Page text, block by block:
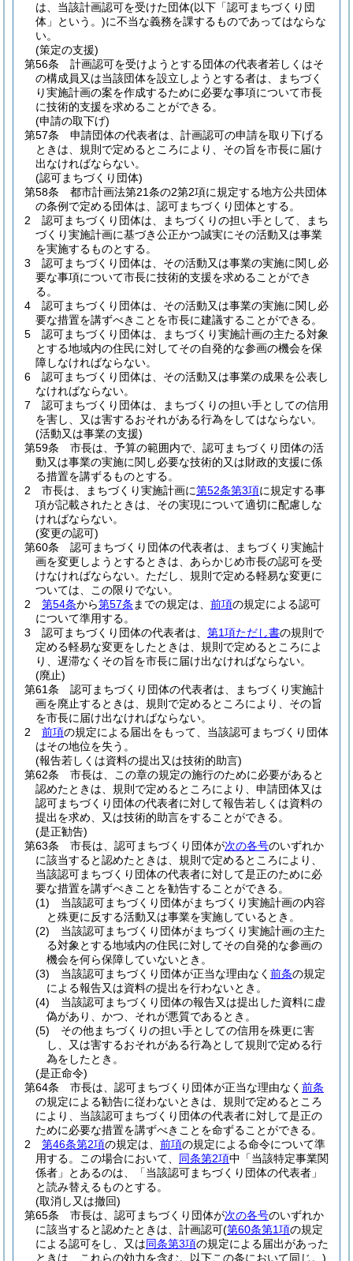
は、当該計画認可を受けた団体(以下「認可まちづくり団
体」という。)に不当な義務を課するものであってはならな
い。
(策定の支援)
第56条
計画認可を受けようとする団体の代表者若しくはそ
の構成員又は当該団体を設立しようとする者は、まちづく
り実施計画の案を作成するために必要な事項について市長
に技術的支援を求めることができる。
(申請の取下げ)
第57条
申請団体の代表者は、計画認可の申請を取り下げる
ときは、規則で定めるところにより、その旨を市長に届け
出なければならない。
(認可まちづくり団体)
第58条
都市計画法第21条の2第2項に規定する地方公共団体
の条例で定める団体は、認可まちづくり団体とする。
2
認可まちづくり団体は、まちづくりの担い手として、まち
づくり実施計画に基づき公正かつ誠実にその活動又は事業
を実施するものとする。
3
認可まちづくり団体は、その活動又は事業の実施に関し必
要な事項について市長に技術的支援を求めることができ
る。
4
認可まちづくり団体は、その活動又は事業の実施に関し必
要な措置を講ずべきことを市長に建議することができる。
5
認可まちづくり団体は、まちづくり実施計画の主たる対象
とする地域内の住民に対してその自発的な参画の機会を保
障しなければならない。
6
認可まちづくり団体は、その活動又は事業の成果を公表し
なければならない。
7
認可まちづくり団体は、まちづくりの担い手としての信用
を害し、又は害するおそれがある行為をしてはならない。
(活動又は事業の支援)
第59条
市長は、予算の範囲内で、認可まちづくり団体の活
動又は事業の実施に関し必要な技術的又は財政的支援に係
る措置を講ずるものとする。
2
市長は、まちづくり実施計画に第52条第3項に規定する事
項が記載されたときは、その実現について適切に配慮しな
ければならない。
(変更の認可)
第60条
認可まちづくり団体の代表者は、まちづくり実施計
画を変更しようとするときは、あらかじめ市長の認可を受
けなければならない。 ただし、規則で定める軽易な変更に
ついては、この限りでない。
2
第54条から第57条 までの規定は、 前項の規定による認可
について準用する。
3
認可まちづくり団体の代表者は、 第1項ただし書の規則で
定める軽易な変更をしたときは、規則で定めるところによ
り、遅滞なくその旨を市長に届け出なければならない。
(廃止)
第61条
認可まちづくり団体の代表者は、まちづくり実施計
画を廃止するときは、規則で定めるところにより、その旨
を市長に届け出なければならない。
2
前項の規定による届出をもって、当該認可まちづくり団体
はその地位を失う。
(報告若しくは資料の提出又は技術的助言)
第62条
市長は、この章の規定の施行のために必要があると
認めたときは、規則で定めるところにより、申請団体又は
認可まちづくり団体の代表者に対して報告若しくは資料の
提出を求め、又は技術的助言をすることができる。
(是正勧告)
第63条
市長は、認可まちづくり団体が次の各号のいずれか
に該当すると認めたときは、規則で定めるところにより、
当該認可まちづくり団体の代表者に対して是正のために必
要な措置を講ずべきことを勧告することができる。
(1)
当該認可まちづくり団体がまちづくり実施計画の内容
と殊更に反する活動又は事業を実施しているとき。
(2)
当該認可まちづくり団体がまちづくり実施計画の主た
る対象とする地域内の住民に対してその自発的な参画の
機会を何ら保障していないとき。
(3)
当該認可まちづくり団体が正当な理由なく 前条の規定
による報告又は資料の提出を行わないとき。
(4)
当該認可まちづくり団体の報告又は提出した資料に虚
偽があり、かつ、それが悪質であるとき。
(5)
その他まちづくりの担い手としての信用を殊更に害
し、又は害するおそれがある行為として規則で定める行
為をしたとき。
(是正命令)
第64条
市長は、認可まちづくり団体が正当な理由なく 前条
の規定による勧告に従わないときは、規則で定めるところ
により、当該認可まちづくり団体の代表者に対して是正の
ために必要な措置を講ずべきことを命ずることができる。
2
第46条第2項の規定は、 前項の規定による命令について準
用する。
この場合において、 同条第2項中「当該特定事業関
係者」とあるのは、「当該認可まちづくり団体の代表者」
と読み替えるものとする。
(取消し又は撤回)
第65条
市長は、認可まちづくり団体が次の各号のいずれか
に該当すると認めたときは、計画認可(第60条第1項の規定
による認可をし、又は同条第3項の規定による届出があった
ときは、これらの効力を含む。以下この条において同じ。)